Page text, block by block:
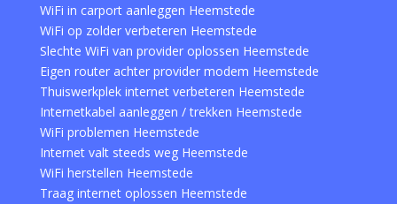
WiFi in carport aanleggen Heemstede
WiFi op zolder verbeteren Heemstede
Slechte WiFi van provider oplossen Heemstede
Eigen router achter provider modem Heemstede
Thuiswerkplek internet verbeteren Heemstede
Internetkabel aanleggen / trekken Heemstede
WiFi problemen Heemstede
Internet valt steeds weg Heemstede
WiFi herstellen Heemstede
Traag internet oplossen Heemstede